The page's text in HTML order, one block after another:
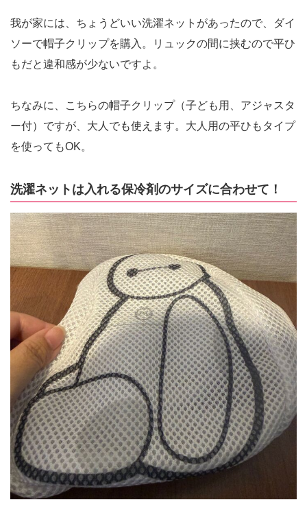
我が家には、ちょうどいい洗濯ネットがあったので、ダイ
ソーで帽子クリップを購入。リュックの間に挟むので平ひ
もだと違和感が少ないですよ。
ちなみに、こちらの帽子クリップ（子ども用、アジャスタ
ー付）ですが、大人でも使えます。大人用の平ひもタイプ
を使ってもOK。
洗濯ネットは入れる保冷剤のサイズに合わせて！